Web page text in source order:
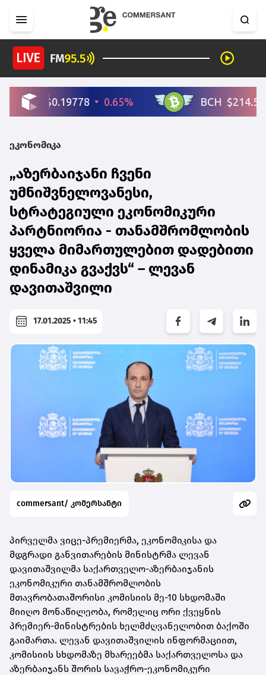
ეკონომიკა
„აზერბაიჯანი ჩვენი
უმნიშვნელოვანესი,
სტრატეგიული ეკონომიკური
პარტნიორია - თანამშრომლობის
ყველა მიმართულებით დადებითი
დინამიკა გვაქვს“ – ლევან
დავითაშვილი
17.01.2025 • 11:45
commersant/ კომერსანტი
პირველმა ვიცე-პრემიერმა, ეკონომიკისა და
მდგრადი განვითარების მინისტრმა ლევან
დავითაშვილმა საქართველო-აზერბაიჯანის
ეკონომიკური თანამშრომლობის
მთავრობათაშორისი კომისიის მე-10 სხდომაში
მიიღო მონაწილეობა, რომელიც ორი ქვეყნის
პრემიერ-მინისტრების ხელმძღვანელობით ბაქოში
გაიმართა. ლევან დავითაშვილის ინფორმაციით,
კომისიის სხდომაზე მხარეებმა საქართველოსა და
აზერბაიჯანს შორის სავაჭრო-ეკონომიკური